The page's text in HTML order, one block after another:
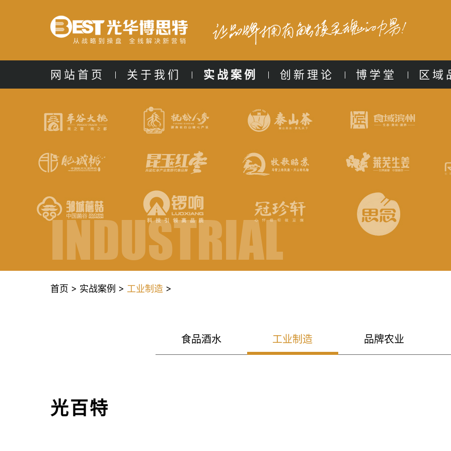
网站首页 关于我们 实战案例 创新理论 博学堂 区域
INDUSTRIAL
MANUFACTURING
首页 > 实战案例 > 工业制造 >
食品酒水 工业制造 品牌农业
光百特